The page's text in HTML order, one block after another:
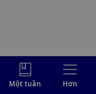
Một tuần Hơn